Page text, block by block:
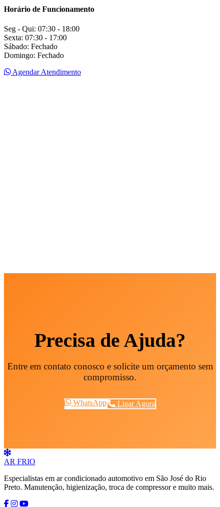
Horário de Funcionamento
Seg - Qui: 07:30 - 18:00
Sexta: 07:30 - 17:00
Sábado: Fechado
Domingo: Fechado
Agendar Atendimento
Precisa de Ajuda?
Entre em contato conosco e solicite um orçamento sem
compromisso.
WhatsApp Ligar Agora
AR FRIO
Especialistas em ar condicionado automotivo em São José do Rio
Preto. Manutenção, higienização, troca de compressor e muito mais.